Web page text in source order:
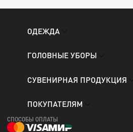
ОДЕЖДА
ГОЛОВНЫЕ УБОРЫ
СУВЕНИРНАЯ ПРОДУКЦИЯ
ПОКУПАТЕЛЯМ
СПОСОБЫ ОПЛАТЫ